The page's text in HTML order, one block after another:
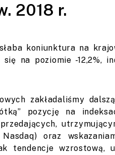
2018 r.
koniunktura na
na poziomie -12,2%,
zakładaliśmy
pozycję na
oraz
tendencje wzrostową,